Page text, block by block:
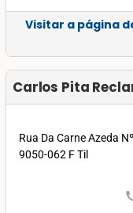
Visitar a página
Carlos Pita
Rua Da Carne Azeda
9050-062 F Til